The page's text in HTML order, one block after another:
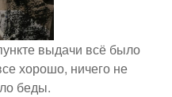
выдачи всё было
хорошо, ничего не
беды.